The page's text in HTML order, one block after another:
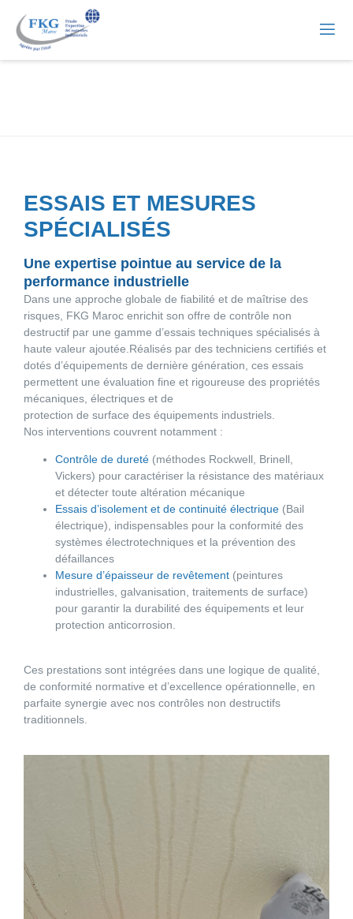
ESSAIS ET MESURES
SPÉCIALISÉS
Une expertise pointue au service de la
performance industrielle
Dans une approche globale de fiabilité et de maîtrise des
risques, FKG Maroc enrichit son offre de contrôle non
destructif par une gamme d’essais techniques spécialisés à
haute valeur ajoutée.Réalisés par des techniciens certifiés et
dotés d’équipements de dernière génération, ces essais
permettent une évaluation fine et rigoureuse des propriétés
mécaniques, électriques et de
protection de surface des équipements industriels.
Nos interventions couvrent notamment :
Contrôle de dureté (méthodes Rockwell, Brinell,
Vickers) pour caractériser la résistance des matériaux
et détecter toute altération mécanique
Essais d’isolement et de continuité électrique (Bail
électrique), indispensables pour la conformité des
systèmes électrotechniques et la prévention des
défaillances
Mesure d’épaisseur de revêtement (peintures
industrielles, galvanisation, traitements de surface)
pour garantir la durabilité des équipements et leur
protection anticorrosion.
Ces prestations sont intégrées dans une logique de qualité,
de conformité normative et d’excellence opérationnelle, en
parfaite synergie avec nos contrôles non destructifs
traditionnels.